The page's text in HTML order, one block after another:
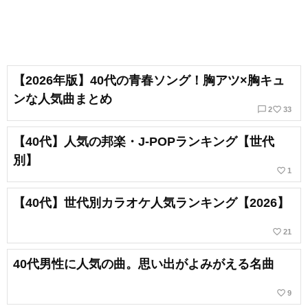
【2026年版】40代の青春ソング！胸アツ×胸キュ
ンな人気曲まとめ
chat_bubble_outline 2favorite_border 33
【40代】人気の邦楽・J-POPランキング【世代
別】
favorite_border 1
【40代】世代別カラオケ人気ランキング【2026】
favorite_border 21
40代男性に人気の曲。思い出がよみがえる名曲
favorite_border 9